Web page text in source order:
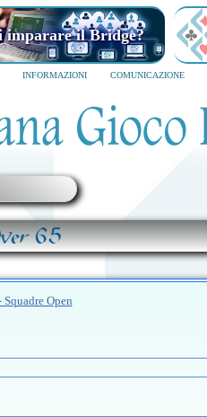
imparare il Bridge?
INFORMAZIONI COMUNICAZIONE
65
Open